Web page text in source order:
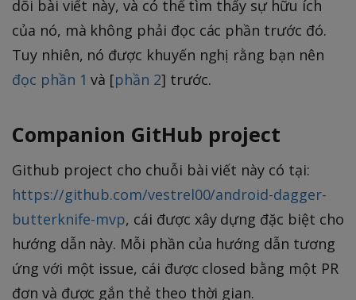
dõi bài viết này, và có thể tìm thấy sự hữu ích
của nó, mà không phải đọc các phần trước đó.
Tuy nhiên, nó được khuyến nghị rằng bạn nên
đọc phần 1 và [phần 2] trước.
Companion GitHub project
Github project cho chuỗi bài viết này có tại:
https://github.com/vestrel00/android-dagger-
butterknife-mvp, cái được xây dựng đặc biệt cho
hướng dẫn này. Mỗi phần của hướng dẫn tương
ứng với một issue, cái được closed bằng một PR
đơn và được gắn thẻ theo thời gian.